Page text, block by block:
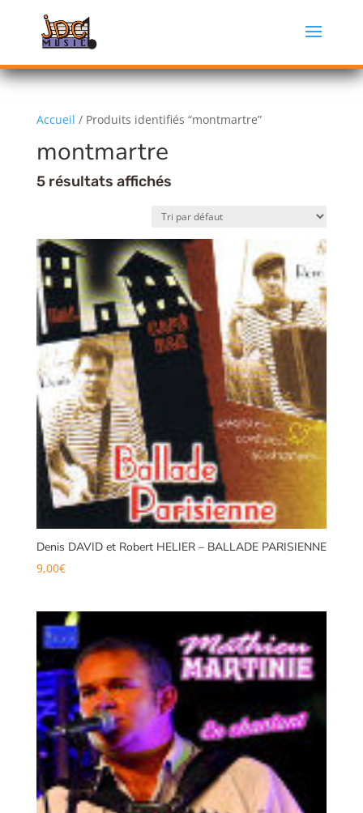
Accueil / Produits identifiés “montmartre”
montmartre
5 résultats affichés
Denis DAVID et Robert HELIER – BALLADE PARISIENNE
9,00€